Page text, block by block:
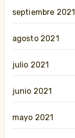
septiembre 2021
agosto 2021
julio 2021
junio 2021
mayo 2021